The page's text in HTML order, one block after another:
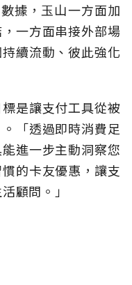
據，玉山一方面加
一方面串接外部場
續流動、彼此強化
是讓支付工具從被
「透過即時消費足
進一步主動洞察您
的卡友優惠，讓支
顧問。」